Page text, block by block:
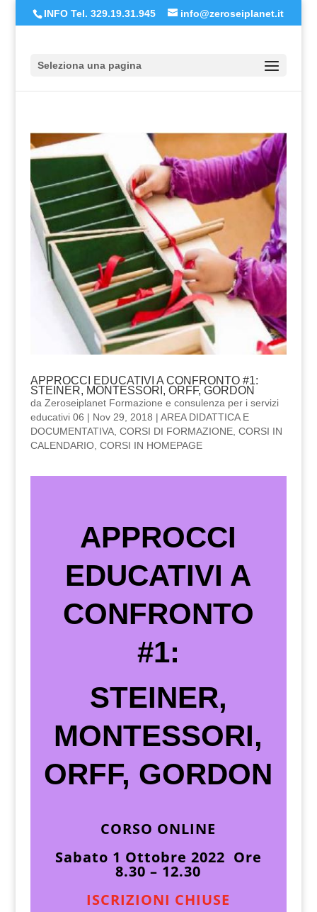
INFO Tel. 329.19.31.945 info@zeroseiplanet.it
Seleziona una pagina
APPROCCI EDUCATIVI A CONFRONTO #1:
STEINER, MONTESSORI, ORFF, GORDON
da Zeroseiplanet Formazione e consulenza per i servizi
educativi 06 | Nov 29, 2018 | AREA DIDATTICA E
DOCUMENTATIVA, CORSI DI FORMAZIONE, CORSI IN
CALENDARIO, CORSI IN HOMEPAGE
APPROCCI
EDUCATIVI A
CONFRONTO
#1:
STEINER,
MONTESSORI,
ORFF, GORDON
CORSO ONLINE
Sabato 1 Ottobre 2022 Ore
8.30 – 12.30
ISCRIZIONI CHIUSE